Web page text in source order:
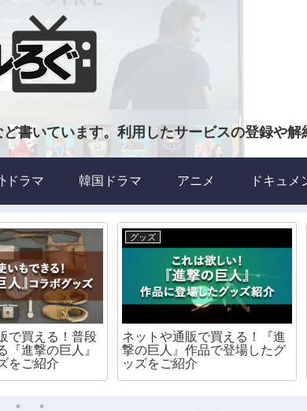
書いています。利用したサービスの登録や解
ドラマ 韓国ドラマ アニメ ドキュメ
で買える！普段
『進撃の巨人』
をご紹介
グッズ
ネットや通販で買える！『進
撃の巨人』作品で登場したグ
ッズをご紹介